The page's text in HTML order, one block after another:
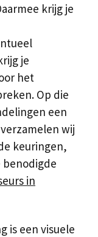
krijg je
je
het
Op die
een
wij
keuringen,
benodigde
in
is een visuele